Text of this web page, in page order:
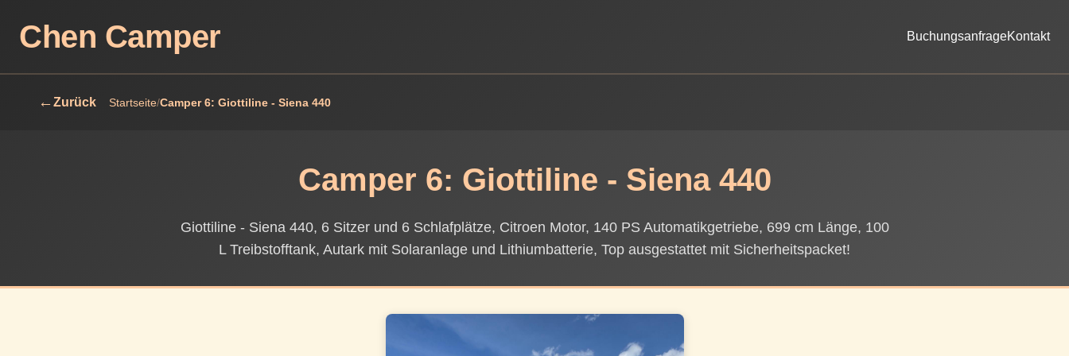
Chen Camper BuchungsanfrageKontakt
←Zurück Startseite/Camper 6: Giottiline - Siena 440
Camper 6: Giottiline - Siena 440
Giottiline - Siena 440, 6 Sitzer und 6 Schlafplätze, Citroen Motor, 140 PS Automatikgetriebe, 699 cm Länge, 100
L Treibstofftank, Autark mit Solaranlage und Lithiumbatterie, Top ausgestattet mit Sicherheitspacket!